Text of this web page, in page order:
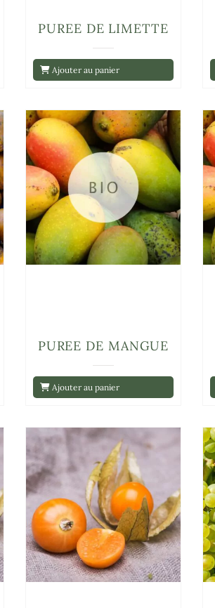
Ajouter au panier
PUREE DE LIMETTE
Ajouter au panier
PUREE DE MANGUE